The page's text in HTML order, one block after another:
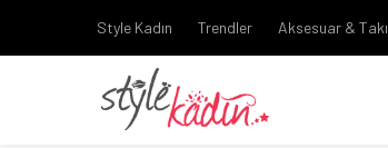
Style Kadın Trendler Aksesuar & Takı